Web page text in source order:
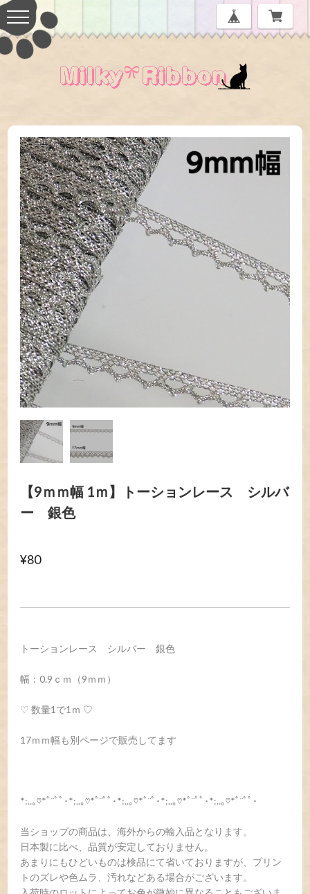
【9ｍｍ幅 1ｍ】トーションレース シルバ
ー 銀色
¥80
トーションレース シルバー 銀色
幅：0.9ｃｍ（9ｍｍ）
♡ 数量1で1ｍ ♡
17ｍｍ幅も別ページで販売してます
*:..｡♡*ﾟ¨ﾟﾟ･*:..｡♡*ﾟ¨ﾟﾟ･*:..｡♡*ﾟ¨ﾟ･*:..｡♡*ﾟ¨ﾟﾟ･*:..｡♡*ﾟ¨ﾟﾟ･
当ショップの商品は、海外からの輸入品となります。
日本製に比べ、品質が安定しておりません。
あまりにもひどいものは検品にて省いておりますが、プリン
トのズレや色ムラ、汚れなどある場合がございます。